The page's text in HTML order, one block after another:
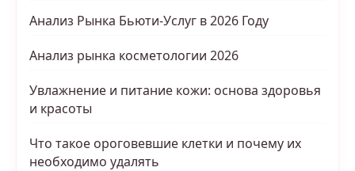
Анализ Рынка Бьюти-Услуг в 2026 Году
Анализ рынка косметологии 2026
Увлажнение и питание кожи: основа здоровья
и красоты
Что такое ороговевшие клетки и почему их
необходимо удалять